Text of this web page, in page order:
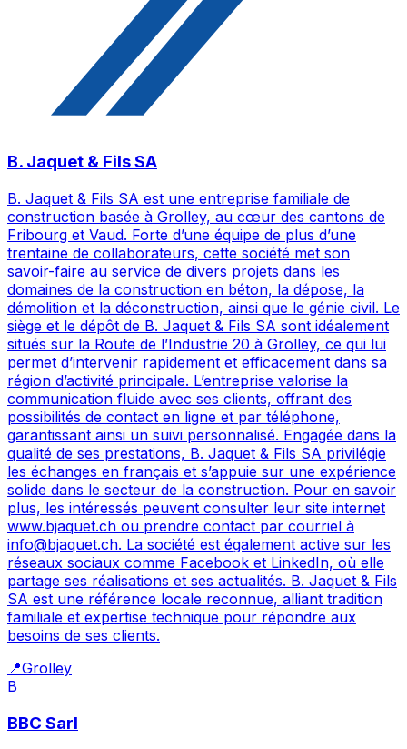
B. Jaquet & Fils SA
B. Jaquet & Fils SA est une entreprise familiale de
construction basée à Grolley, au cœur des cantons de
Fribourg et Vaud. Forte d’une équipe de plus d’une
trentaine de collaborateurs, cette société met son
savoir-faire au service de divers projets dans les
domaines de la construction en béton, la dépose, la
démolition et la déconstruction, ainsi que le génie civil. Le
siège et le dépôt de B. Jaquet & Fils SA sont idéalement
situés sur la Route de l’Industrie 20 à Grolley, ce qui lui
permet d’intervenir rapidement et efficacement dans sa
région d’activité principale. L’entreprise valorise la
communication fluide avec ses clients, offrant des
possibilités de contact en ligne et par téléphone,
garantissant ainsi un suivi personnalisé. Engagée dans la
qualité de ses prestations, B. Jaquet & Fils SA privilégie
les échanges en français et s’appuie sur une expérience
solide dans le secteur de la construction. Pour en savoir
plus, les intéressés peuvent consulter leur site internet
www.bjaquet.ch ou prendre contact par courriel à
info@bjaquet.ch. La société est également active sur les
réseaux sociaux comme Facebook et LinkedIn, où elle
partage ses réalisations et ses actualités. B. Jaquet & Fils
SA est une référence locale reconnue, alliant tradition
familiale et expertise technique pour répondre aux
besoins de ses clients.
📍Grolley
B
BBC Sarl